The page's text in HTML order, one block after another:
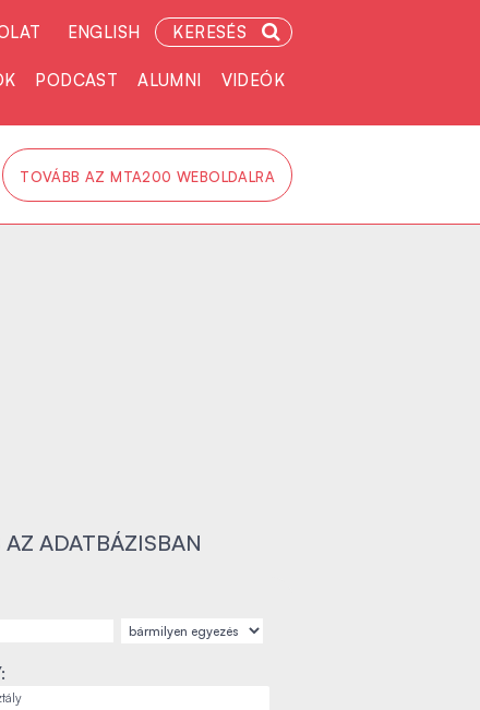
ENGLISH KERESÉS
PODCAST ALUMNI VIDEÓK
TOVÁBB AZ MTA200 WEBOLDALRA
AZ ADATBÁZISBAN